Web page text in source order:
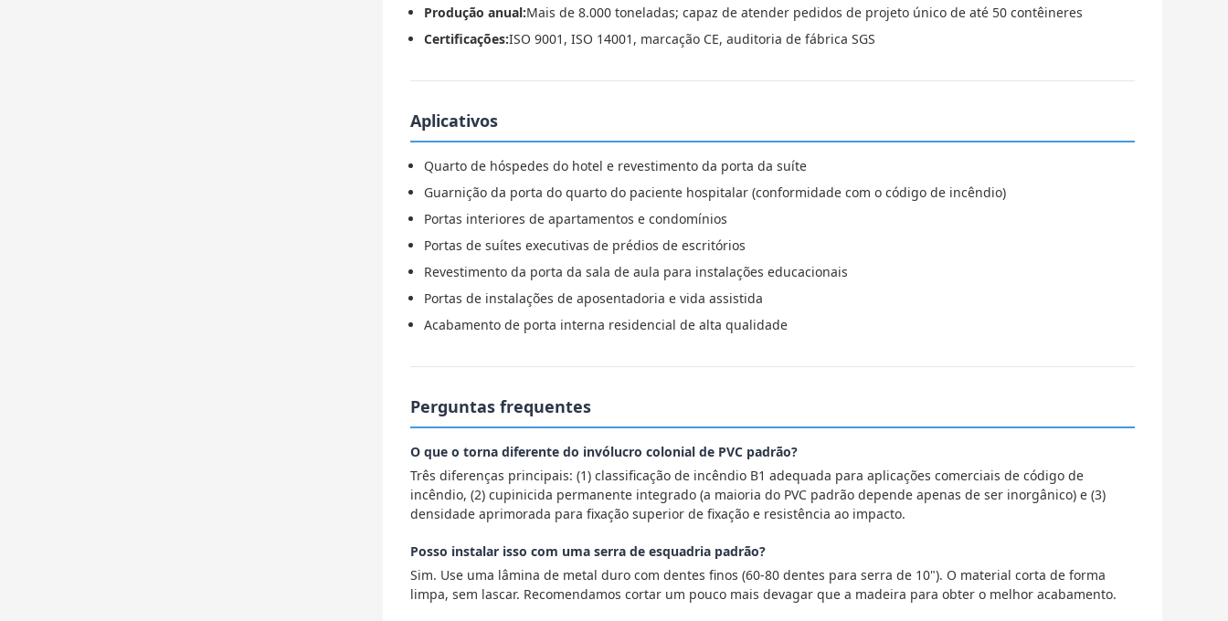
Produção anual:Mais de 8.000 toneladas; capaz de atender pedidos de projeto único de até 50 contêineres
Certificações:ISO 9001, ISO 14001, marcação CE, auditoria de fábrica SGS
Aplicativos
Quarto de hóspedes do hotel e revestimento da porta da suíte
Guarnição da porta do quarto do paciente hospitalar (conformidade com o código de incêndio)
Portas interiores de apartamentos e condomínios
Portas de suítes executivas de prédios de escritórios
Revestimento da porta da sala de aula para instalações educacionais
Portas de instalações de aposentadoria e vida assistida
Acabamento de porta interna residencial de alta qualidade
Perguntas frequentes
O que o torna diferente do invólucro colonial de PVC padrão?
Três diferenças principais: (1) classificação de incêndio B1 adequada para aplicações comerciais de código de
incêndio, (2) cupinicida permanente integrado (a maioria do PVC padrão depende apenas de ser inorgânico) e (3)
densidade aprimorada para fixação superior de fixação e resistência ao impacto.
Posso instalar isso com uma serra de esquadria padrão?
Sim. Use uma lâmina de metal duro com dentes finos (60-80 dentes para serra de 10"). O material corta de forma
limpa, sem lascar. Recomendamos cortar um pouco mais devagar que a madeira para obter o melhor acabamento.